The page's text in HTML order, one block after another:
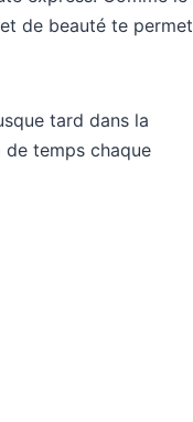
de beauté te permet
tard dans la
de temps chaque